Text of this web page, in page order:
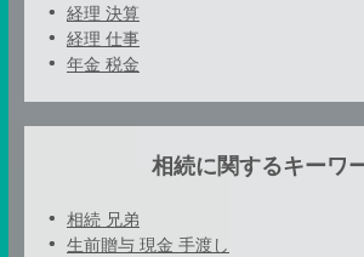
経理 決算
経理 仕事
年金 税金
相続に関するキーワ
相続 兄弟
生前贈与 現金 手渡し